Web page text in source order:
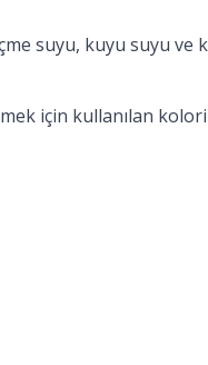
suyu, kuyu suyu
için kullanılan